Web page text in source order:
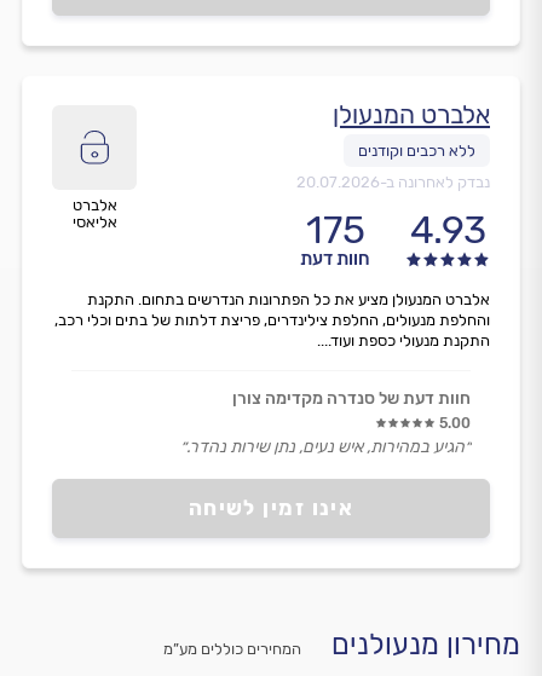
אלברט
אליאסי
אלברט המנעולן
נבדק לאחרונה ב-20.07.2026
4.93
175
חוות דעת
אינו זמין לשיחה
אלברט המנעולן מציע את כל הפתרונות הנדרשים בתחום. התקנת
והחלפת מנעולים, החלפת צילינדרים, פריצת דלתות של בתים וכלי רכב,
התקנת מנעולי כספת ועוד....
חוות דעת של סנדרה מקדימה צורן
5.00
״הגיע במהירות, איש נעים, נתן שירות נהדר.״
מחירון מנעולנים המחירים כוללים מע”מ